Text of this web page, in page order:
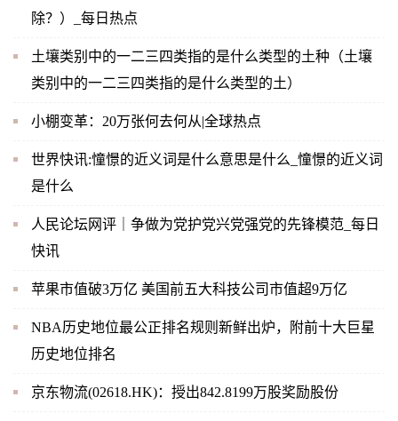
除？）_每日热点
土壤类别中的一二三四类指的是什么类型的土种（土壤
类别中的一二三四类指的是什么类型的土）
小棚变革：20万张何去何从|全球热点
世界快讯:憧憬的近义词是什么意思是什么_憧憬的近义词
是什么
人民论坛网评｜争做为党护党兴党强党的先锋模范_每日
快讯
苹果市值破3万亿 美国前五大科技公司市值超9万亿
NBA历史地位最公正排名规则新鲜出炉，附前十大巨星
历史地位排名
京东物流(02618.HK)：授出842.8199万股奖励股份